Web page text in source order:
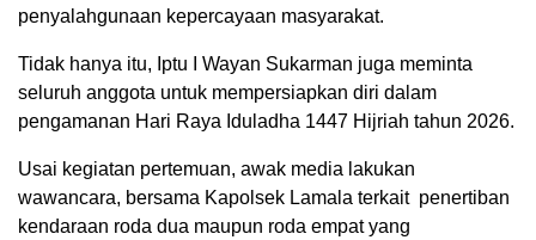
penyalahgunaan kepercayaan masyarakat.
Tidak hanya itu, Iptu I Wayan Sukarman juga meminta
seluruh anggota untuk mempersiapkan diri dalam
pengamanan Hari Raya Iduladha 1447 Hijriah tahun 2026.
Usai kegiatan pertemuan, awak media lakukan
wawancara, bersama Kapolsek Lamala terkait penertiban
kendaraan roda dua maupun roda empat yang